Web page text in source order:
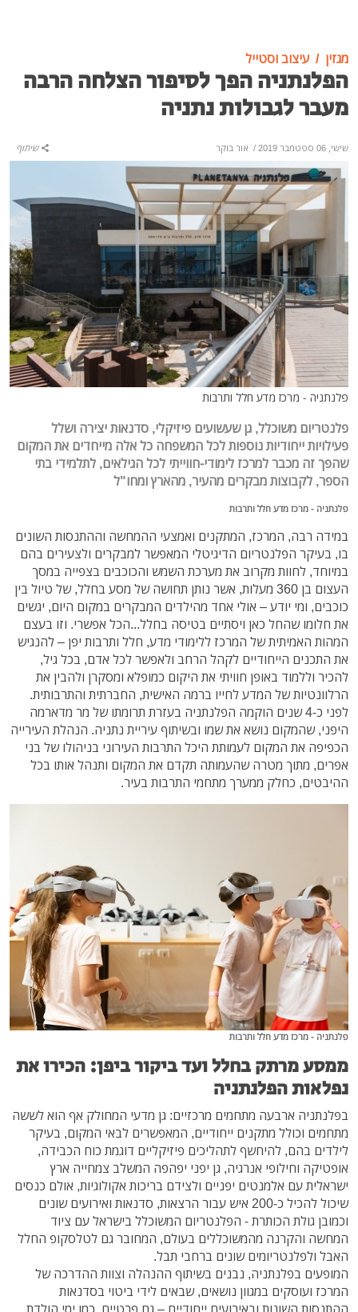
מגזין עיצוב וסטייל
הפלנתניה הפך לסיפור הצלחה הרבה
מעבר לגבולות נתניה
שישי, 06 ספטמבר 2019 / אור בוקר שיתוף
פלנתניה - מרכז מדע חלל ותרבות
פלנטריום משוכלל, גן שעשועים פיזיקלי, סדנאות יצירה ושלל
פעילויות ייחודיות נוספות לכל המשפחה כל אלה מייחדים את המקום
שהפך זה מכבר למרכז לימודי-חווייתי לכל הגילאים, לתלמידי בתי
הספר, לקבוצות מבקרים מהעיר, מהארץ ומחו"ל
פלנתניה - מרכז מדע חלל ותרבות
במידה רבה, המרכז, המתקנים ואמצעי ההמחשה וההתנסות השונים
בו, בעיקר הפלנטריום הדיגיטלי המאפשר למבקרים ולצעירים בהם
במיוחד, לחוות מקרוב את מערכת השמש והכוכבים בצפייה במסך
העצום בן 360 מעלות, אשר נותן תחושה של מסע בחלל, של טיול בין
כוכבים, ומי יודע – אולי אחד מהילדים המבקרים במקום היום, יגשים
את חלומו שהחל כאן ויסתיים בטיסה בחלל...הכל אפשרי. וזו בעצם
המהות האמיתית של המרכז ללימודי מדע, חלל ותרבות יפן – להנגיש
את התכנים הייחודיים לקהל הרחב ולאפשר לכל אדם, בכל גיל,
להכיר וללמוד באופן חוויתי את היקום כמופלא ומסקרן ולהבין את
הרלוונטיות של המדע לחייו ברמה האישית, החברתית והתרבותית.
לפני כ-4 שנים הוקמה הפלנתניה בעזרת תרומתו של מר מדארמה
היפני, שהמקום נושא את שמו ובשיתוף עיריית נתניה. הנהלת העירייה
הכפיפה את המקום לעמותת היכל התרבות העירוני בניהולו של בני
אפרים, מתוך מטרה שהעמותה תקדם את המקום ותנהל אותו בכל
ההיבטים, כחלק ממערך מתחמי התרבות בעיר.
פלנתניה - מרכז מדע חלל ותרבות
ממסע מרתק בחלל ועד ביקור ביפן: הכירו את
נפלאות הפלנתניה
בפלנתניה ארבעה מתחמים מרכזיים: גן מדעי המחולק אף הוא לששה
מתחמים וכולל מתקנים ייחודיים, המאפשרים לבאי המקום, בעיקר
לילדים בהם, להיחשף לתהליכים פיזיקליים דוגמת כוח הכבידה,
אופטיקה וחילופי אנרגיה, גן יפני יפהפה המשלב צמחייה ארץ
ישראלית עם אלמנטים יפניים ולצידם בריכות אקולוגיות, אולם כנסים
שיכול להכיל כ-200 איש עבור הרצאות, סדנאות ואירועים שונים
וכמובן גולת הכותרת - הפלנטריום המשוכלל בישראל עם ציוד
המחשה והקרנה מהמשוכללים בעולם, המחובר גם לטלסקופ החלל
האבל ולפלנטריומים שונים ברחבי תבל.
המופעים בפלנתניה, נבנים בשיתוף ההנהלה וצוות ההדרכה של
המרכז ועוסקים במגוון נושאים, שבאים לידי ביטוי בסדנאות